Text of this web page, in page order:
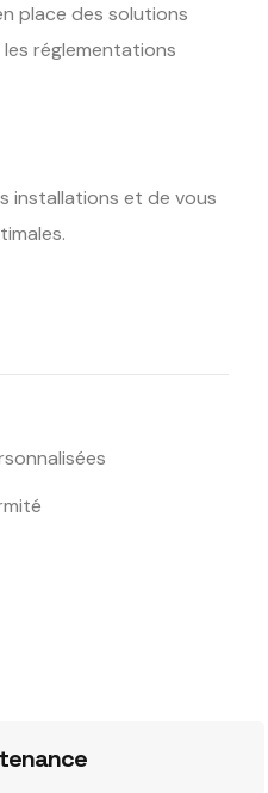
place des solutions
réglementations
installations et de vous